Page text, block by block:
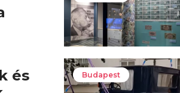
és
Budapest